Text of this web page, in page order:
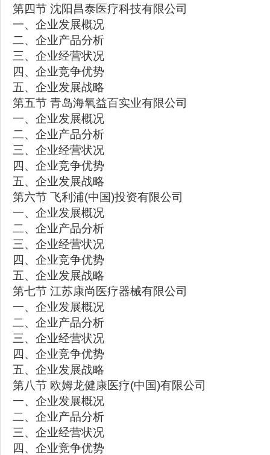
第四节 沈阳昌泰医疗科技有限公司
一、企业发展概况
二、企业产品分析
三、企业经营状况
四、企业竞争优势
五、企业发展战略
第五节 青岛海氧益百实业有限公司
一、企业发展概况
二、企业产品分析
三、企业经营状况
四、企业竞争优势
五、企业发展战略
第六节 飞利浦(中国)投资有限公司
一、企业发展概况
二、企业产品分析
三、企业经营状况
四、企业竞争优势
五、企业发展战略
第七节 江苏康尚医疗器械有限公司
一、企业发展概况
二、企业产品分析
三、企业经营状况
四、企业竞争优势
五、企业发展战略
第八节 欧姆龙健康医疗(中国)有限公司
一、企业发展概况
二、企业产品分析
三、企业经营状况
四、企业竞争优势